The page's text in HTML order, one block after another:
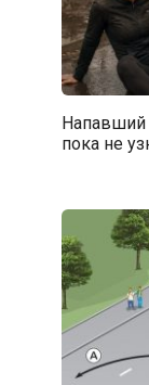
Напавший
пока не